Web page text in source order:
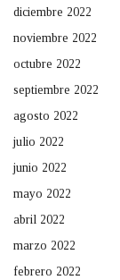
diciembre 2022
noviembre 2022
octubre 2022
septiembre 2022
agosto 2022
julio 2022
junio 2022
mayo 2022
abril 2022
marzo 2022
febrero 2022